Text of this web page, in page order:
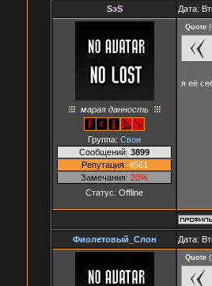
SэS Дата:
марая данность
Группа: Свои
Сообщений: 3899
Репутация: 4561
Замечания: 20%
Статус: Offline
Quote (
я её
Фиолетовый_Слон Дата:
Quote (